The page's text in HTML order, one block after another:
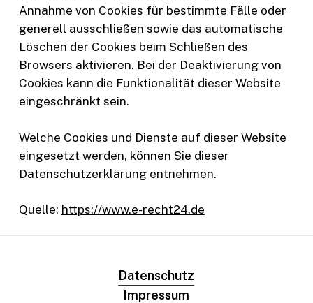
Annahme von Cookies für bestimmte Fälle oder
generell ausschließen sowie das automatische
Löschen der Cookies beim Schließen des
Browsers aktivieren. Bei der Deaktivierung von
Cookies kann die Funktionalität dieser Website
eingeschränkt sein.
Welche Cookies und Dienste auf dieser Website
eingesetzt werden, können Sie dieser
Datenschutzerklärung entnehmen.
Quelle: https://www.e-recht24.de
Datenschutz
Impressum